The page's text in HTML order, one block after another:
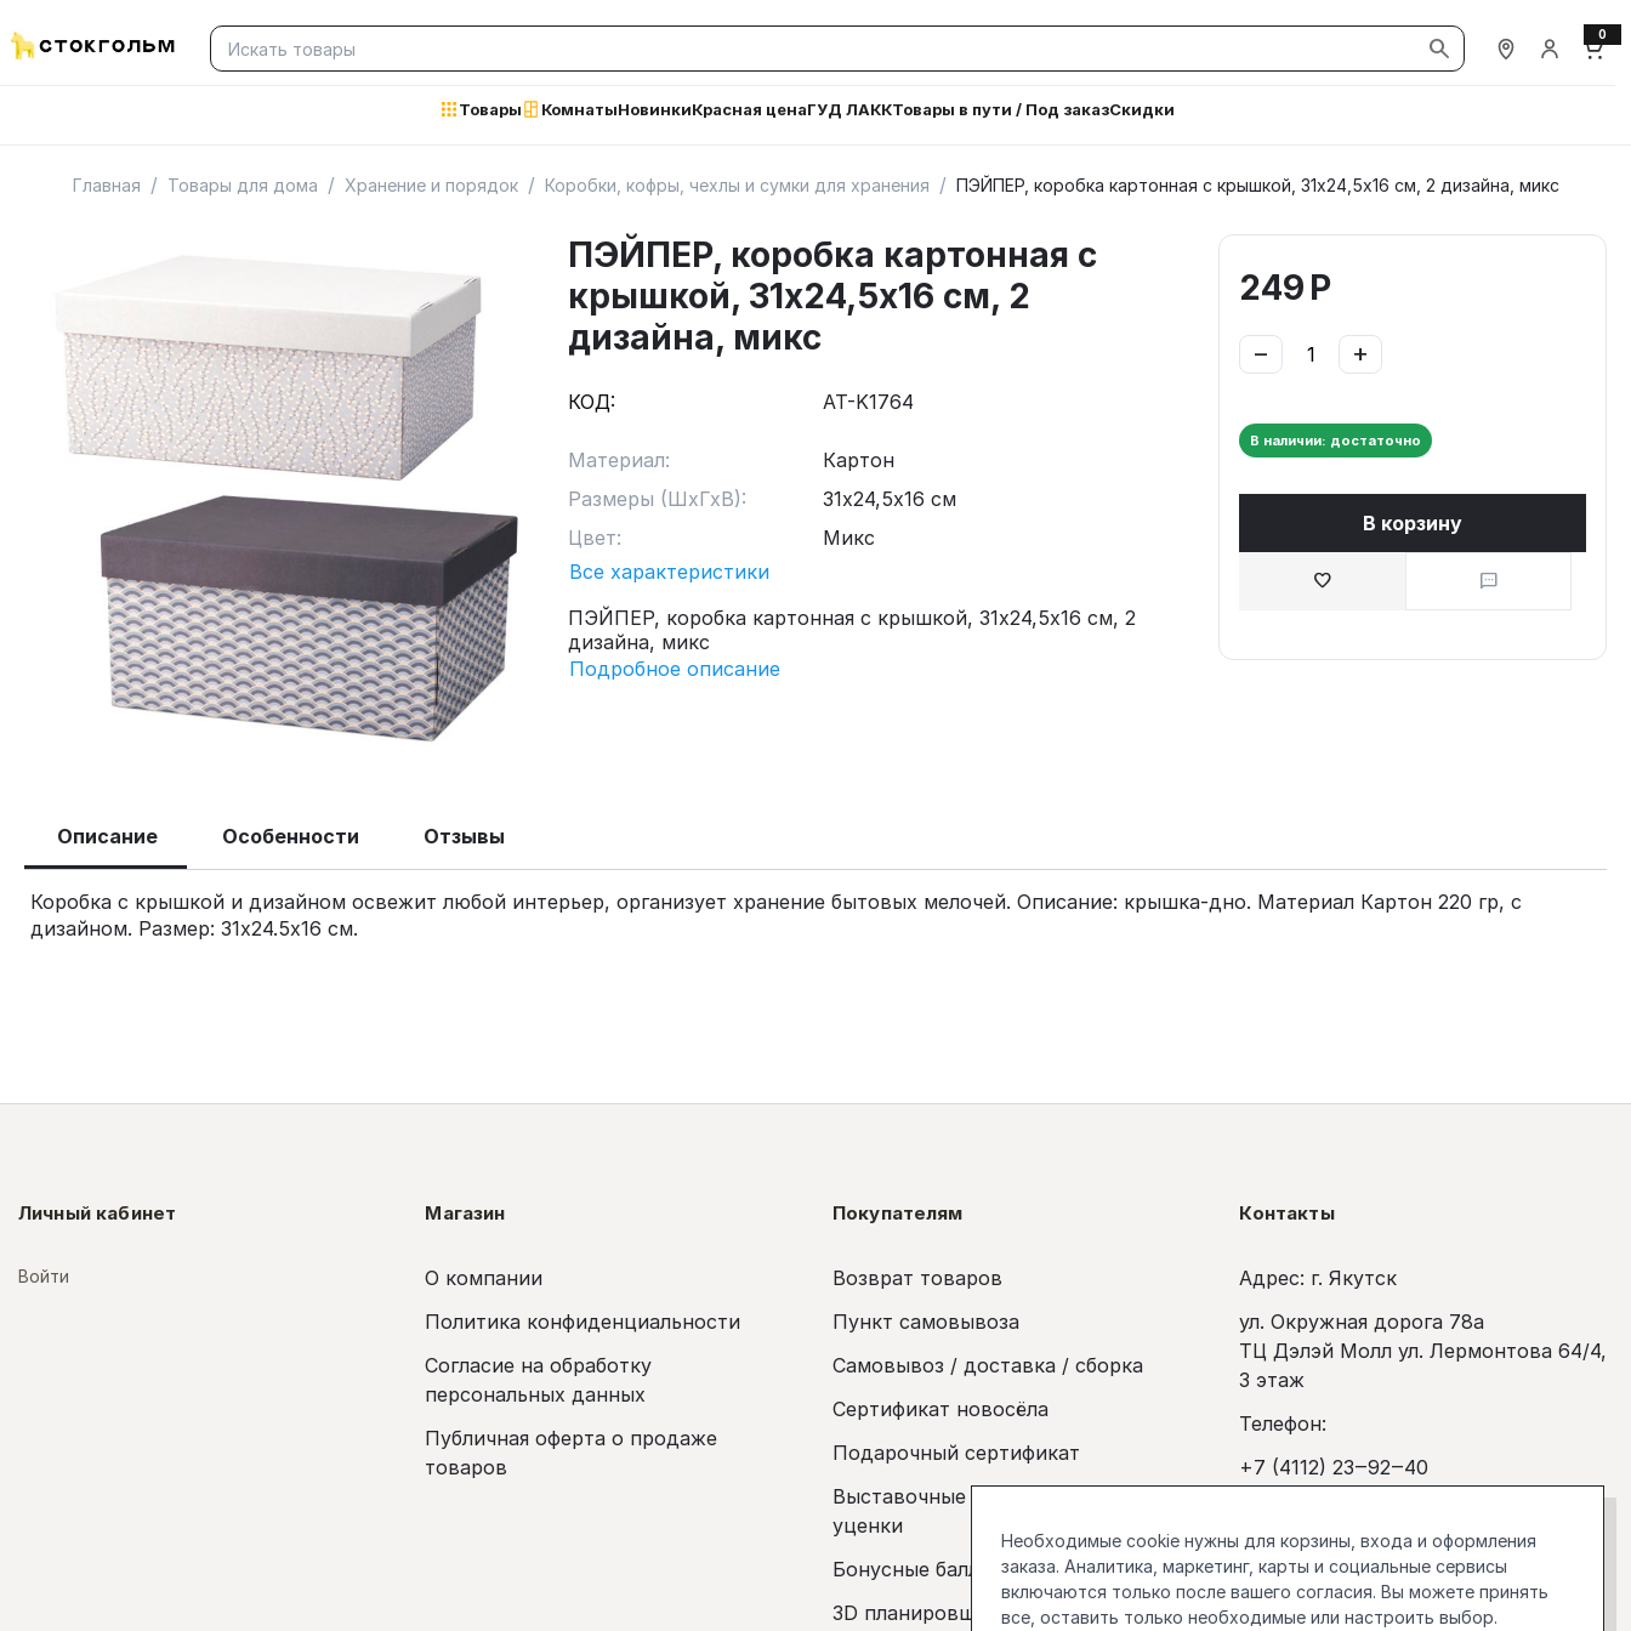
Наши магазины
Вход /
0
Товары КомнатыНовинкиКрасная ценаГУД ЛАККТовары в пути / Под заказСкидки
Главная / Товары для дома / Хранение и порядок / Коробки, кофры, чехлы и сумки для хранения / ПЭЙПЕР, коробка картонная с крышкой, 31х24,5х16 см, 2 дизайна, микс
ПЭЙПЕР, коробка картонная с
крышкой, 31х24,5х16 см, 2
дизайна, микс
КОД: AT-K1764
Материал:
Картон
Размеры (ШхГхВ):
31х24,5х16 см
Цвет:
Микс
Все характеристики
ПЭЙПЕР, коробка картонная с крышкой, 31х24,5х16 см, 2
дизайна, микс
Подробное описание
249 Р
+
−
В наличии: достаточно
В корзину
Описание Особенности Отзывы
Коробка с крышкой и дизайном освежит любой интерьер, организует хранение бытовых мелочей. Описание: крышка-дно. Материал Картон 220 гр, с
дизайном. Размер: 31х24.5х16 см.
Личный кабинет
Войти
Магазин
О компании
Политика конфиденциальности
Согласие на обработку
персональных данных
Публичная оферта о продаже
товаров
Покупателям
Возврат товаров
Пункт самовывоза
Самовывоз / доставка / сборка
Сертификат новосёла
Подарочный сертификат
Выставочные образцы и покупка
уценки
Бонусные баллы
3D планировщик
Контакты
Адрес: г. Якутск
ул. Окружная дорога 78а
ТЦ Дэлэй Молл ул. Лермонтова 64/4,
3 этаж
Телефон:
+7 (4112) 23‒92‒40
Ежедневно с 10:00 до 20:00
stockholm.manager@gmail.com
Необходимые cookie нужны для корзины, входа и оформления
заказа. Аналитика, маркетинг, карты и социальные сервисы
включаются только после вашего согласия. Вы можете принять
все, оставить только необходимые или настроить выбор.